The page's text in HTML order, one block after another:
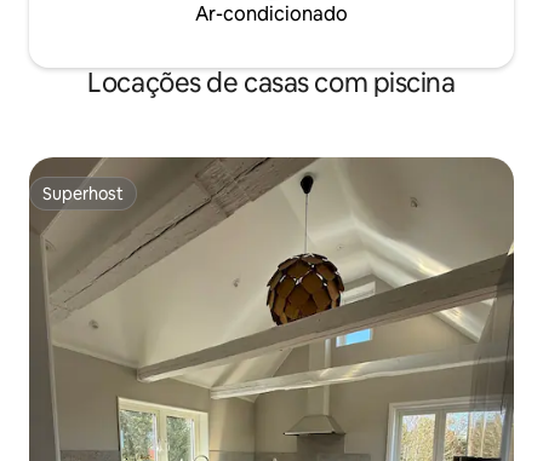
Ar-condicionado
Locações de casas com piscina
Superhost
Superhost